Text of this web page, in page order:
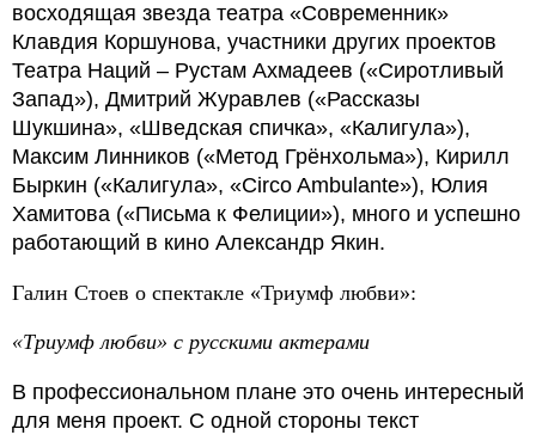
восходящая звезда театра «Современник»
Клавдия Коршунова, участники других проектов
Театра Наций – Рустам Ахмадеев («Сиротливый
Запад»), Дмитрий Журавлев («Рассказы
Шукшина», «Шведская спичка», «Калигула»),
Максим Линников («Метод Грёнхольма»), Кирилл
Быркин («Калигула», «Circo Ambulante»), Юлия
Хамитова («Письма к Фелиции»), много и успешно
работающий в кино Александр Якин.
Галин Стоев о спектакле «Триумф любви»:
«Триумф любви» с русскими актерами
В профессиональном плане это очень интересный
для меня проект. С одной стороны текст